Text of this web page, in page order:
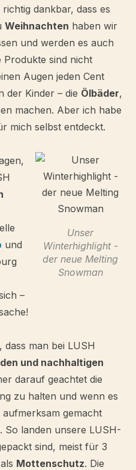
dankbar, dass es
Weihnachten haben wir
und werden es auch
Produkte sind nicht
Augen jeden Cent
der Kinder – die Ölbäder,
machen. Aber ich habe
mich selbst entdeckt.
Unser
Winterhighlight -
der neue Melting
Snowman
und
–
man bei LUSH
und nachhaltigen
darauf geachtet die
zu halten und wenn es
gemacht
So landen unsere LUSH-
sind, meist für 3
Mottenschutz. Die